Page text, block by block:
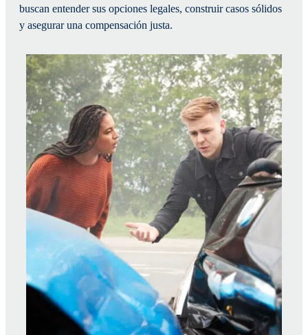
buscan entender sus opciones legales, construir casos sólidos
y asegurar una compensación justa.